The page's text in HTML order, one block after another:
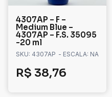
4307AP – F –
Medium Blue –
4307AP – F.S. 35095
-20 ml
SKU: 4307AP - ESCALA: NA
R$ 38,76